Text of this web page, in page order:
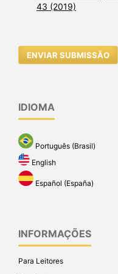
43 (2019)
ENVIAR SUBMISSÃO
IDIOMA
Português (Brasil)
English
Español (España)
INFORMAÇÕES
Para Leitores